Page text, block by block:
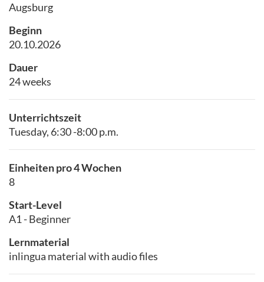
Augsburg
Beginn
20.10.2026
Dauer
24 weeks
Unterrichtszeit
Tuesday, 6:30 -8:00 p.m.
Einheiten pro 4 Wochen
8
Start-Level
A1 - Beginner
Lernmaterial
inlingua material with audio files